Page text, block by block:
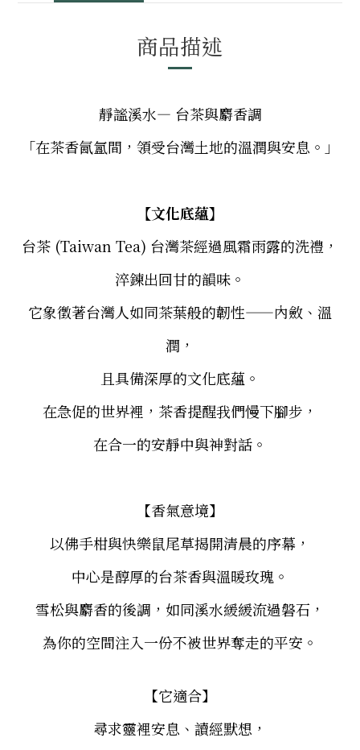
商品描述
靜謐溪水— 台茶與麝香調
「在茶香氤氳間，領受台灣土地的溫潤與安息。」
【文化底蘊】
台茶 (Taiwan Tea) 台灣茶經過風霜雨露的洗禮，
淬鍊出回甘的韻味。
它象徵著台灣人如同茶葉般的韌性——內斂、溫
潤，
且具備深厚的文化底蘊。
在急促的世界裡，茶香提醒我們慢下腳步，
在合一的安靜中與神對話。
【香氣意境】
以佛手柑與快樂鼠尾草揭開清晨的序幕，
中心是醇厚的台茶香與溫暖玫瑰。
雪松與麝香的後調，如同溪水緩緩流過磐石，
為你的空間注入一份不被世界奪走的平安。
【它適合】
尋求靈裡安息、讀經默想，